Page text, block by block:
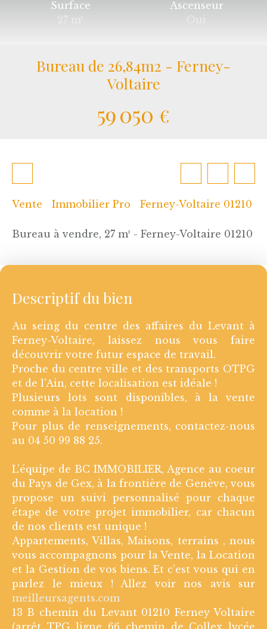
Surface
Ascenseur
Bureau de 26,84m2 - Ferney-
Voltaire
59 050 €
Vente Immobilier Pro Ferney-Voltaire 01210
Bureau à vendre, 27 m² - Ferney-Voltaire 01210
Descriptif du bien
Au seing du centre des affaires du Levant à
Ferney-Voltaire, laissez nous vous faire
découvrir votre futur espace de travail.
Proche du centre ville et des transports OTPG
et de l'Ain, cette localisation est idéale !
Plusieurs lots sont disponibles, à la vente
comme à la location !
Pour plus de renseignements, contactez-nous
au 04 50 99 88 25.
L’équipe de BC IMMOBILIER, Agence au coeur
du Pays de Gex, à la frontière de Genève, vous
propose un suivi personnalisé pour chaque
étape de votre projet immobilier, car chacun
de nos clients est unique !
Appartements, Villas, Maisons, terrains , nous
vous accompagnons pour la Vente, la Location
et la Gestion de vos biens. Et c’est vous qui en
parlez le mieux ! Allez voir nos avis sur
meilleursagents.com
13 B chemin du Levant 01210 Ferney Voltaire
(arrêt TPG ligne 66 chemin de Collex lycée